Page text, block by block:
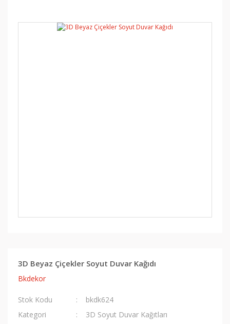
3D Beyaz Çiçekler Soyut Duvar Kağıdı
Bkdekor
Stok Kodu
bkdk624
Kategori
3D Soyut Duvar Kağıtları